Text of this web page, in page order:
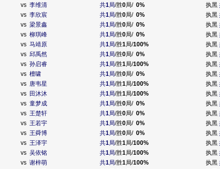
vs 李维清 共1局/胜0局/0% 执黑
vs 李欣宸 共1局/胜0局/0% 执黑
vs 梁景鑫 共1局/胜0局/0% 执黑
vs 柳琪峰 共1局/胜0局/0% 执黑
vs 马靖原 共1局/胜1局/100% 执黑
vs 邱禹然 共1局/胜0局/0% 执黑
vs 孙启睿 共1局/胜1局/100% 执黑
vs 檀啸 共1局/胜0局/0% 执黑
vs 唐韦星 共1局/胜1局/100% 执黑
vs 田沐沐 共1局/胜1局/100% 执黑
vs 童梦成 共1局/胜0局/0% 执黑
vs 王楚轩 共1局/胜0局/0% 执黑
vs 王若宇 共1局/胜0局/0% 执黑
vs 王舜博 共1局/胜0局/0% 执黑
vs 王泽宇 共1局/胜1局/100% 执黑
vs 吴依铭 共1局/胜1局/100% 执黑
vs 谢梓萌 共1局/胜1局/100% 执黑